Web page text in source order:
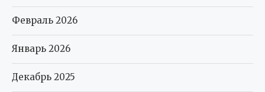
Февраль 2026
Январь 2026
Декабрь 2025